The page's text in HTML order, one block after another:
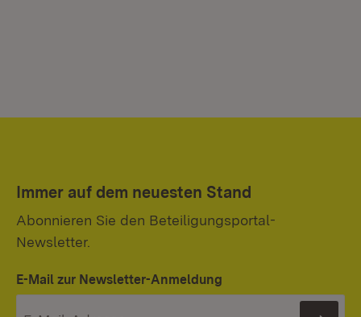
Immer auf dem neuesten Stand
Abonnieren Sie den Beteiligungsportal-
Newsletter.
E-Mail zur Newsletter-Anmeldung